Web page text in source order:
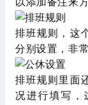
排班规则，这
分别设置，非
排班规则里面
况进行填写，